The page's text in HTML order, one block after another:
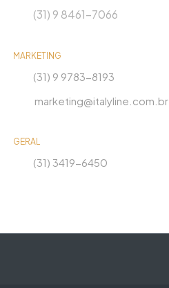
(31) 9 8461-7066
MARKETING
(31) 9 9783-8193
marketing@italyline.com.br
GERAL
(31) 3419-6450